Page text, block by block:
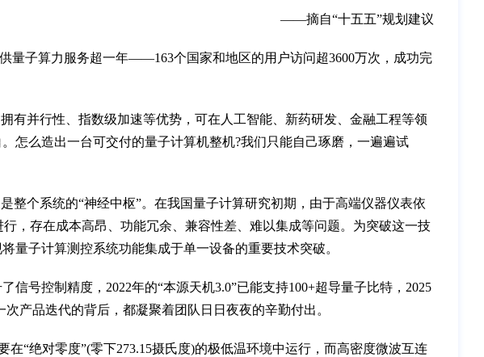
——摘自“十五五”规划建议
量子算力服务超一年——163个国家和地区的用户访问超3600万次，成功完
有并行性、指数级加速等优势，可在人工智能、新药研发、金融工程等领
怎么造出一台可交付的量子计算机整机?我们只能自己琢磨，一遍遍试
个系统的“神经中枢”。在我国量子计算研究初期，由于高端仪器仪表依
，存在成本高昂、功能冗余、兼容性差、难以集成等问题。为突破这一技
量子计算测控系统功能集成于单一设备的重要技术突破。
号控制精度，2022年的“本源天机3.0”已能支持100+超导量子比特，2025
产品迭代的背后，都凝聚着团队日日夜夜的辛勤付出。
“绝对零度”(零下273.15摄氏度)的极低温环境中运行，而高密度微波互连